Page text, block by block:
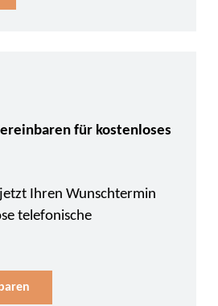
für kostenloses
Ihren Wunschtermin
telefonische